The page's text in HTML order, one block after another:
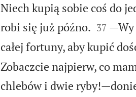
Niech kupią sobie coś do
robi się już późno.
37 —Wy
całej fortuny, aby kupić
Zobaczcie najpierw, co
chlebów i dwie